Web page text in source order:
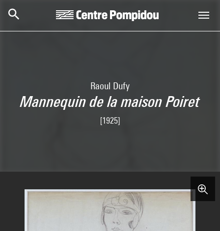
Raoul Dufy
Mannequin de la maison Poiret
[1925]